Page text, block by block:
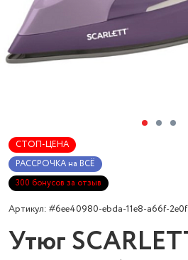
СТОП-ЦЕНА
РАССРОЧКА на ВСЁ
300 бонусов за отзыв
Артикул: #6ee40980-ebda-11e8-a66f-
Утюг